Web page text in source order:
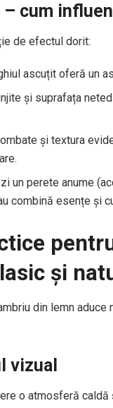
cum
de efectul dorit:
ascuțit oferă un
și suprafața
și textura
un perete anume
combină esențe și
și
din lemn
vizual
o atmosferă